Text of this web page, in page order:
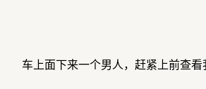
车上面下来一个男人，赶紧上前查